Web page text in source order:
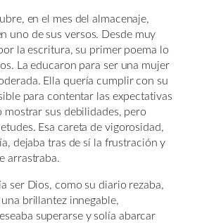
en el mes del almacenaje,
uno de sus versos. Desde muy
la escritura, su primer poema lo
La educaron para ser una mujer
Ella quería cumplir con su
para contentar las expectativas
mostrar sus debilidades, pero
Esa careta de vigorosidad,
dejaba tras de sí la frustración y
arrastraba.
ser Dios, como su diario rezaba,
brillantez innegable,
superarse y solía abarcar